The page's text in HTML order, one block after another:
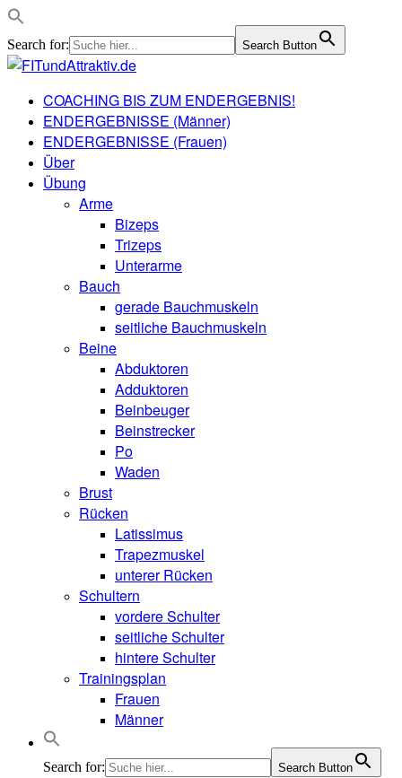
Search for: Search Button
COACHING BIS ZUM ENDERGEBNIS!
ENDERGEBNISSE (Männer)
ENDERGEBNISSE (Frauen)
Über
Übung
Arme
Bizeps
Trizeps
Unterarme
Bauch
gerade Bauchmuskeln
seitliche Bauchmuskeln
Beine
Abduktoren
Adduktoren
Beinbeuger
Beinstrecker
Po
Waden
Brust
Rücken
Latissimus
Trapezmuskel
unterer Rücken
Schultern
vordere Schulter
seitliche Schulter
hintere Schulter
Trainingsplan
Frauen
Männer
Search for: Search Button